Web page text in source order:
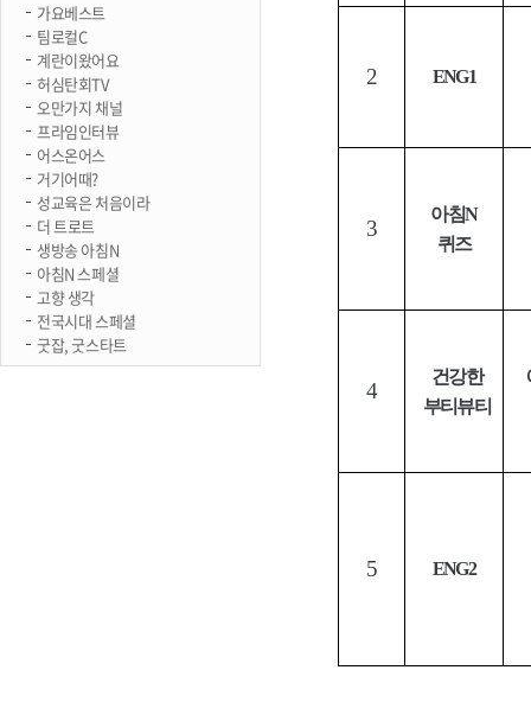
가요베스트
팀로컬C
계란이왔어요
허심탄회TV
오만가지 채널
프라임인터뷰
어스온어스
거기어때?
성교육은 처음이라
더 트로트
생방송 아침N
아침N 스페셜
고향 생각
전국시대 스페셜
굿잡, 굿스타트
2 ENG1
3
아침N
퀴즈
4
건강한
부티뷰티
5 ENG2